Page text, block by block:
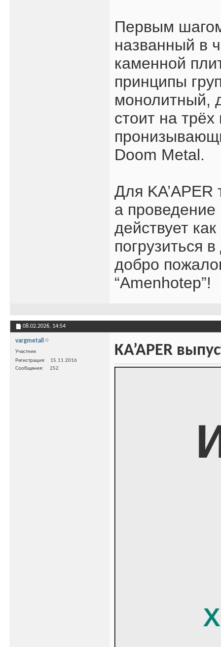
Первым шагом
названный в
каменной
принципы
монолитный,
стоит на
Doom Metal.
Для
а проведение
действует
погрузиться
добро
“Amenhotep”!
08.02.2026, 14:54
vargmetall
Участник
Регистрация
15.11.2016
Сообщения
252
KA’APER